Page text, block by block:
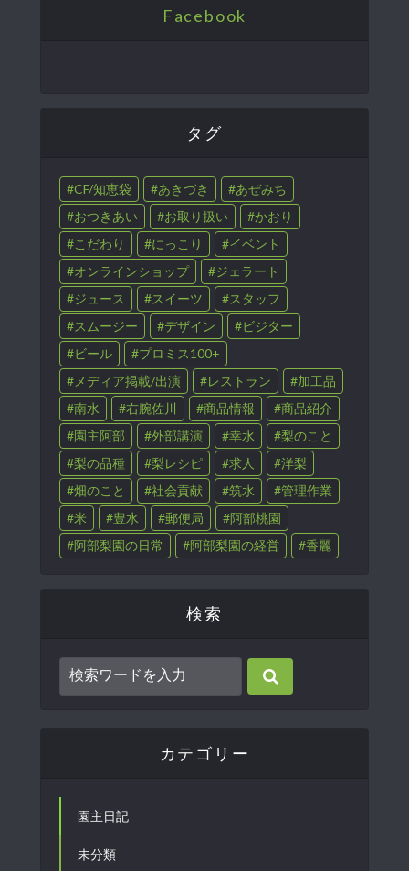
Facebook
タグ
CF/知恵袋 あきづき
あぜみち
おつきあい
お取り扱い
かおり
こだわり
にっこり
イベント
オンラインショップ
ジェラート
ジュース
スイーツ
スタッフ
スムージー
デザイン
ビジター
ビール
プロミス100+
メディア掲載/出演
レストラン
加工品
南水
右腕佐川 商品情報
商品紹介
園主阿部
外部講演 幸水
梨のこと
梨の品種
梨レシピ 求人
洋梨
畑のこと
社会貢献 筑水
管理作業
米
豊水 郵便局
阿部桃園
阿部梨園の日常
阿部梨園の経営 香麗
検索
カテゴリー
園主日記
未分類